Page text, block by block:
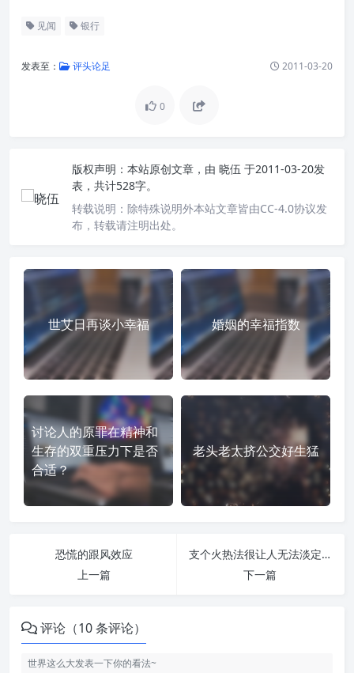
见闻 银行
发表至： 评头论足 2011-03-20
0
版权声明： 本站原创文章，由 晓伍 于2011-03-20发
表，共计528字。
转载说明： 除特殊说明外本站文章皆由CC-4.0协议发
布，转载请注明出处。
世艾日再谈小幸福 婚姻的幸福指数
讨论人的原罪在精神和
生存的双重压力下是否
合适？
老头老太挤公交好生猛
恐慌的跟风效应
上一篇
支个火热法很让人无法淡定？
下一篇
评论（10 条评论）